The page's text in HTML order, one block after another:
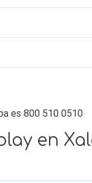
es 800 510 0510
en